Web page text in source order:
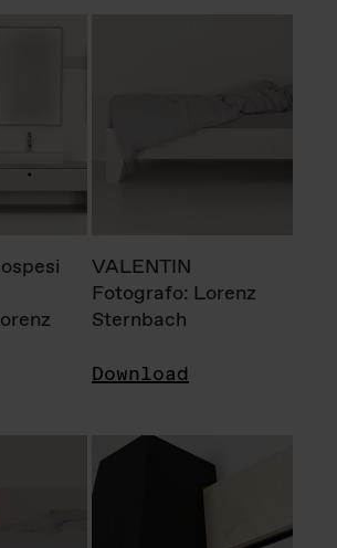
VALENTIN
Fotografo: Lorenz
Sternbach
Download